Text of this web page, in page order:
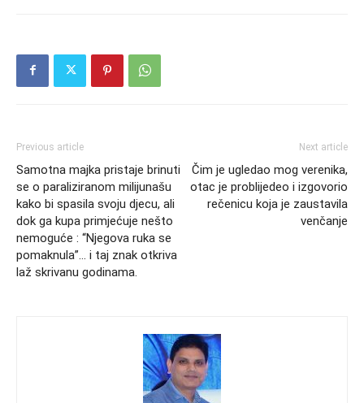
Previous article
Samotna majka pristaje brinuti
se o paraliziranom milijunašu
kako bi spasila svoju djecu, ali
dok ga kupa primjećuje nešto
nemoguće : “Njegova ruka se
pomaknula”… i taj znak otkriva
laž skrivanu godinama.
Next article
Čim je ugledao mog verenika,
otac je problijedeo i izgovorio
rečenicu koja je zaustavila
venčanje